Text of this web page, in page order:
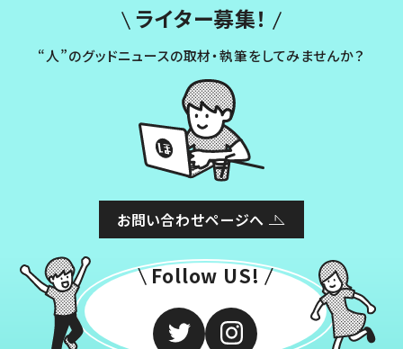
ライター募集！
“人”のグッドニュースの取材・執筆をしてみませんか？
お問い合わせページへ
Follow US!